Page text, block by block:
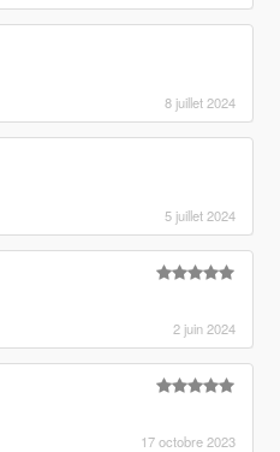
8 juillet 2024
5 juillet 2024
2 juin 2024
17 octobre 2023